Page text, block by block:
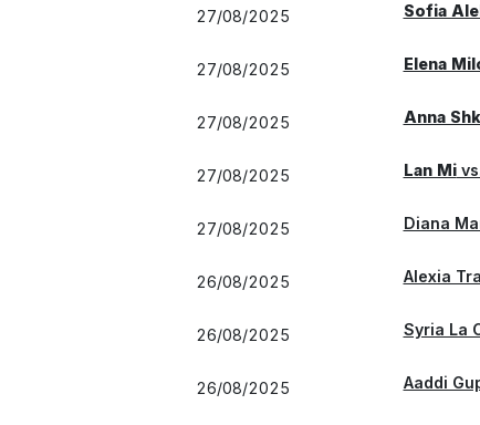
27/08/2025 Sofia
27/08/2025 Elena
27/08/2025 Anna
27/08/2025 Lan Mi
27/08/2025 Diana
26/08/2025 Alexia
26/08/2025 Syria La
26/08/2025 Aaddi